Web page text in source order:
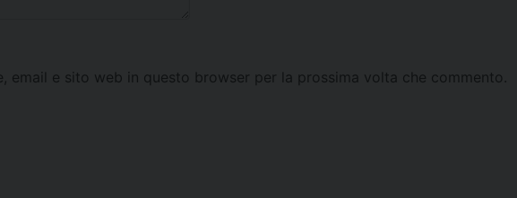
email e sito web in questo browser per la prossima volta che commento.